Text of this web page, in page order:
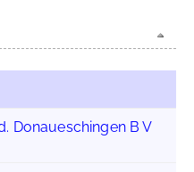
Donaueschingen B V